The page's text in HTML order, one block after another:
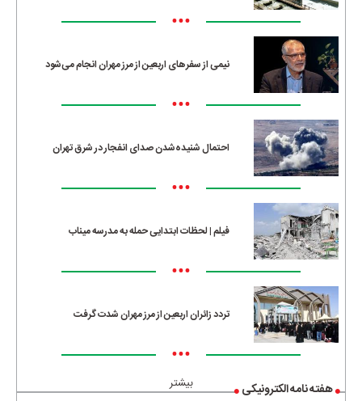
•••
نیمی از سفرهای اربعین از مرز مهران انجام می‌شود
•••
احتمال شنیده‌شدن صدای انفجار در شرق تهران
•••
فیلم | لحظات ابتدایی حمله به مدرسه میناب
•••
تردد زائران اربعین از مرز مهران شدت گرفت
•••
بیشتر هفته نامه الکترونیکی